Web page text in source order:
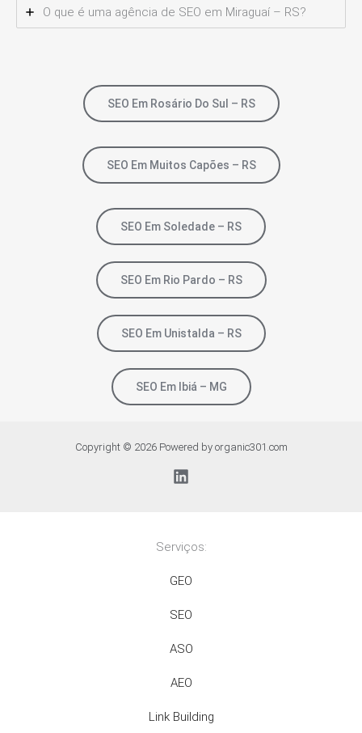
O que é uma agência de SEO em Miraguaí – RS?
SEO Em Rosário Do Sul – RS
SEO Em Muitos Capões – RS
SEO Em Soledade – RS
SEO Em Rio Pardo – RS
SEO Em Unistalda – RS
SEO Em Ibiá – MG
Copyright © 2026 Powered by organic301.com
Serviços:
GEO
SEO
ASO
AEO
Link Building